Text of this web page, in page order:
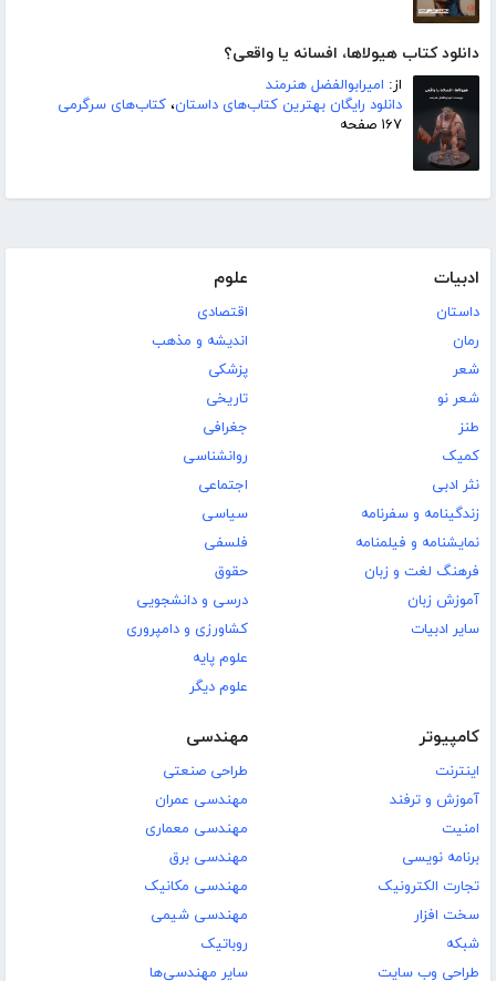
دانلود کتاب هیولاها، افسانه یا واقعی؟
از: امیرابوالفضل هنرمند
دانلود رایگان بهترین کتاب‌های داستان، کتاب‌های سرگرمی
۱۶۷ صفحه
ادبیات
داستان
رمان
شعر
شعر نو
طنز
کمیک
نثر ادبی
زندگینامه و سفرنامه
نمایشنامه و فیلمنامه
فرهنگ لغت و زبان
آموزش زبان
سایر ادبیات
علوم
اقتصادی
اندیشه و مذهب
پزشکی
تاریخی
جغرافی
روانشناسی
اجتماعی
سیاسی
فلسفی
حقوق
درسی و دانشجویی
کشاورزی و دامپروری
علوم پایه
علوم دیگر
کامپیوتر
اینترنت
آموزش و ترفند
امنیت
برنامه نویسی
تجارت الکترونیک
سخت افزار
شبکه
طراحی وب سایت
مهندسی
طراحی صنعتی
مهندسی عمران
مهندسی معماری
مهندسی برق
مهندسی مکانیک
مهندسی شیمی
روباتیک
سایر مهندسی‌ها